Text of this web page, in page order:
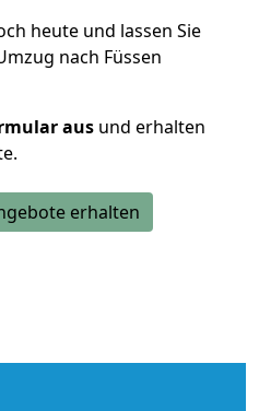
heute und lassen Sie
nach Füssen
aus und erhalten
erhalten